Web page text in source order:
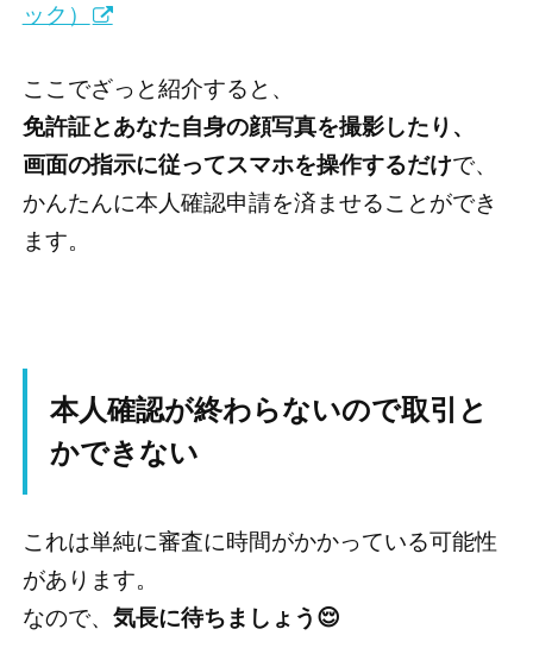
ック）
ここでざっと紹介すると、
免許証とあなた自身の顔写真を撮影したり、
画面の指示に従ってスマホを操作するだけで、
かんたんに本人確認申請を済ませることができ
ます。
本人確認が終わらないので取引と
かできない
これは単純に審査に時間がかかっている可能性
があります。
なので、 気長に待ちましょう😌